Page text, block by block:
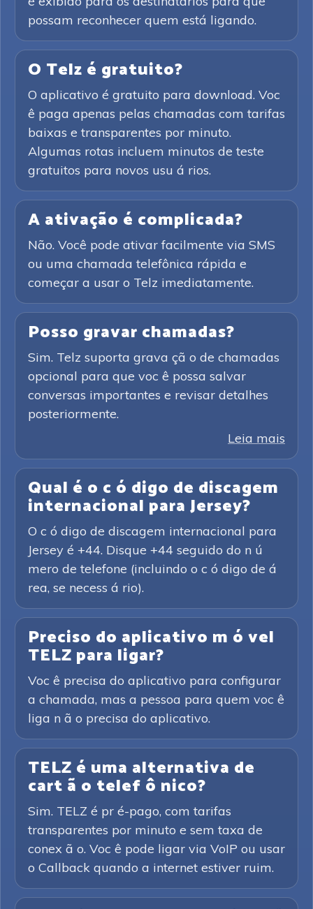
possam reconhecer quem está ligando.
O Telz é gratuito?
O aplicativo é gratuito para download. Voc
ê paga apenas pelas chamadas com tarifas
baixas e transparentes por minuto.
Algumas rotas incluem minutos de teste
gratuitos para novos usu á rios.
A ativação é complicada?
Não. Você pode ativar facilmente via SMS
ou uma chamada telefônica rápida e
começar a usar o Telz imediatamente.
Posso gravar chamadas?
Sim. Telz suporta grava çã o de chamadas
opcional para que voc ê possa salvar
conversas importantes e revisar detalhes
posteriormente.
Leia mais
Qual é o c ó digo de discagem
internacional para Jersey?
O c ó digo de discagem internacional para
Jersey é +44. Disque +44 seguido do n ú
mero de telefone (incluindo o c ó digo de á
rea, se necess á rio).
Preciso do aplicativo m ó vel
TELZ para ligar?
Voc ê precisa do aplicativo para configurar
a chamada, mas a pessoa para quem voc ê
liga n ã o precisa do aplicativo.
TELZ é uma alternativa de
cart ã o telef ô nico?
Sim. TELZ é pr é-pago, com tarifas
transparentes por minuto e sem taxa de
conex ã o. Voc ê pode ligar via VoIP ou usar
o Callback quando a internet estiver ruim.